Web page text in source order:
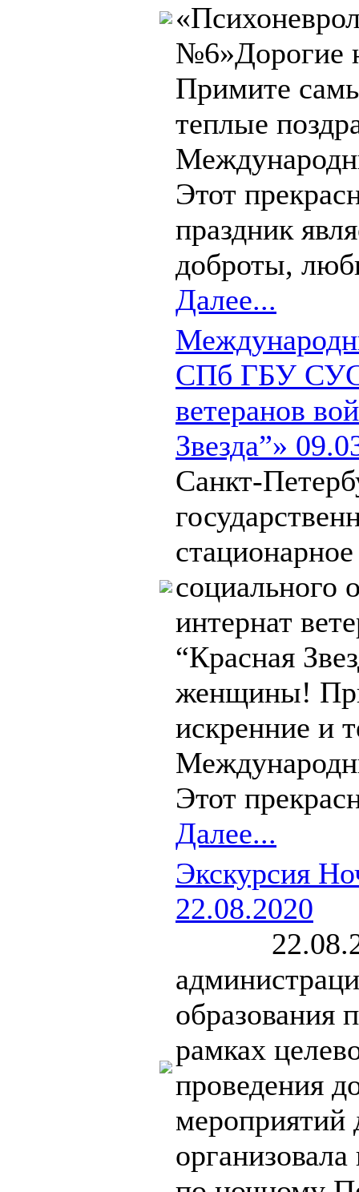
Примите
теплые
Этот
праздник
доброты,
Далее...
СПб ГБУ
ветеранов
Звезда”»
Санкт-
социального
интернат
“Красная
женщины!
искренние и
Этот
Далее...
Экскурсия
22.08.2020
образования
рамках
проведения
мероприятий